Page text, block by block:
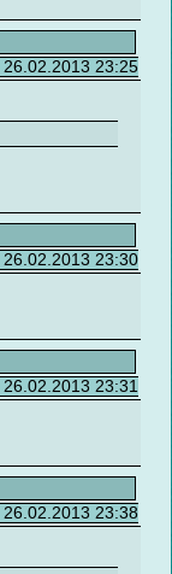
26.02.2013 23:25
26.02.2013 23:30
26.02.2013 23:31
26.02.2013 23:38